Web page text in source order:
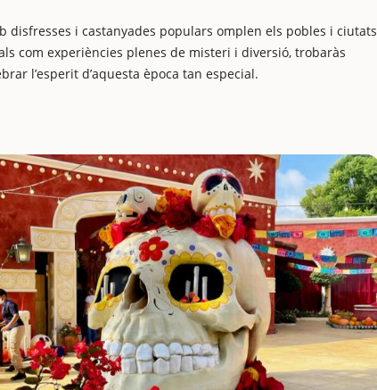
i castanyades populars omplen els pobles i ciutats
com experiències plenes de misteri i diversió, trobaràs
l’esperit d’aquesta època tan especial.